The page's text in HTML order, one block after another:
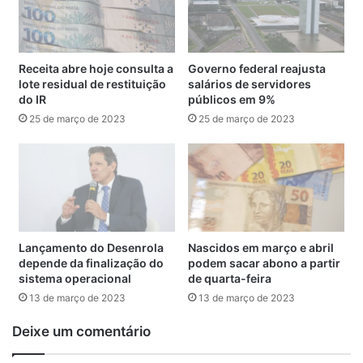
A manutenção ou não do saque-aniversário do FGTS será
objeto de amplo debate junto ao Conselho Curador do
FGTS e com as centrais sindicais. A nossa preocupação é
com a proteção dos trabalhadores e trabalhadoras em caso
de demissão e com a preservação da sua poupança.
— Luiz Marinho (@luizmarinhopt) January 5, 2023
Desde a entrada em vigor do saque-aniversário, em abril
de 2020, 28 milhões de trabalhadores aderiram a
modalidade e retiraram R$ 34 bilhões do FGTS. Em média,
R$ 12 bilhões são retirados por ano.
Retiradas anuais
Por meio do saque-aniversário, o trabalhador pode retirar,
a cada ano, uma parte do saldo de qualquer conta ativa ou
Receita abre hoje consulta a
lote residual de restituição
do IR
25 de março de 2023
Governo federal reajusta
salários de servidores
públicos em 9%
25 de março de 2023
Lançamento do Desenrola
depende da finalização do
sistema operacional
13 de março de 2023
Nascidos em março e abril
podem sacar abono a partir
de quarta-feira
13 de março de 2023
Deixe um comentário